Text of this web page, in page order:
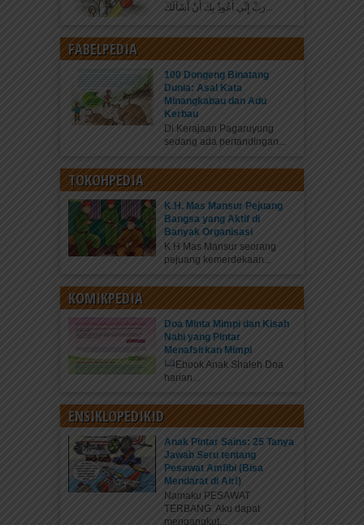
رَبِّ إِنِّي أَعُوذُ بِكَ أَنْ أَسْأَلَكَ...
FABELPEDIA
100 Dongeng Binatang
Dunia: Asal Kata
Minangkabau dan Adu
Kerbau
Di Kerajaan Pagaruyung
sedang ada pertandingan...
TOKOHPEDIA
K.H. Mas Mansur Pejuang
Bangsa yang Aktif di
Banyak Organisasi
K.H Mas Mansur seorang
pejuang kemerdekaan...
KOMIKPEDIA
Doa Minta Mimpi dan Kisah
Nabi yang Pintar
Menafsirkan Mimpi
Ebook Anak Shaleh Doa
harian...
ENSIKLOPEDIKID
Anak Pintar Sains: 25 Tanya
Jawab Seru tentang
Pesawat Amfibi (Bisa
Mendarat di Air!)
Namaku PESAWAT
TERBANG. Aku dapat
mengangkut...